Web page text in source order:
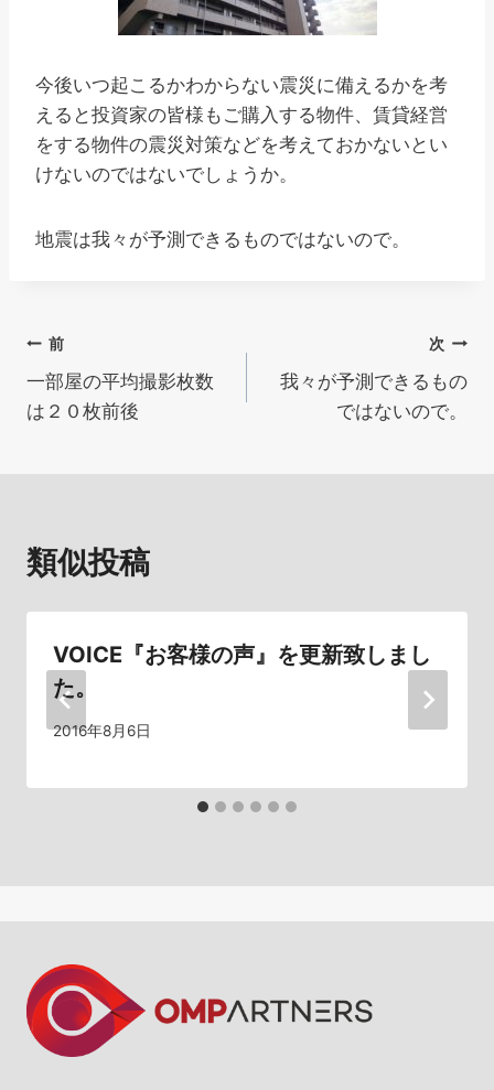
今後いつ起こるかわからない震災に備えるかを考
えると投資家の皆様もご購入する物件、賃貸経営
をする物件の震災対策などを考えておかないとい
けないのではないでしょうか。
地震は我々が予測できるものではないので。
投
稿
ー
ョ
ン
前
一部屋の平均撮影枚数
は２０枚前後
次
我々が予測できるもの
ではないので。
類似投稿
VOICE『お客様の声』を更新致しまし
た。
2016年8月6日